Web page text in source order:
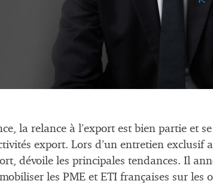
la relance à l’export est bien partie et
export. Lors d’un entretien exclusif
dévoile les principales tendances. Il
les PME et ETI françaises sur